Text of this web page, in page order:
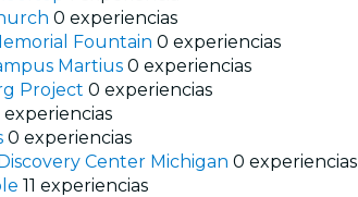
0 experiencias
Fountain 0 experiencias
Martius 0 experiencias
Project 0 experiencias
experiencias
0 experiencias
Center Michigan 0 experiencias
11 experiencias